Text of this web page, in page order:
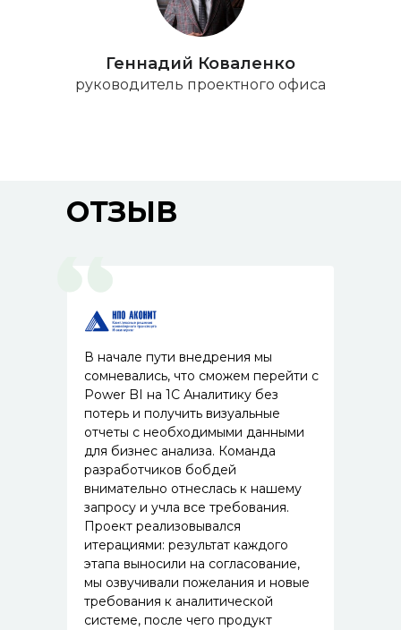
Геннадий Коваленко
руководитель проектного офиса
ОТЗЫВ
В начале пути внедрения мы
сомневались, что сможем перейти с
Power BI на 1С Аналитику без
потерь и получить визуальные
отчеты с необходимыми данными
для бизнес анализа. Команда
разработчиков бобдей
внимательно отнеслась к нашему
запросу и учла все требования.
Проект реализовывался
итерациями: результат каждого
этапа выносили на согласование,
мы озвучивали пожелания и новые
требования к аналитической
системе, после чего продукт